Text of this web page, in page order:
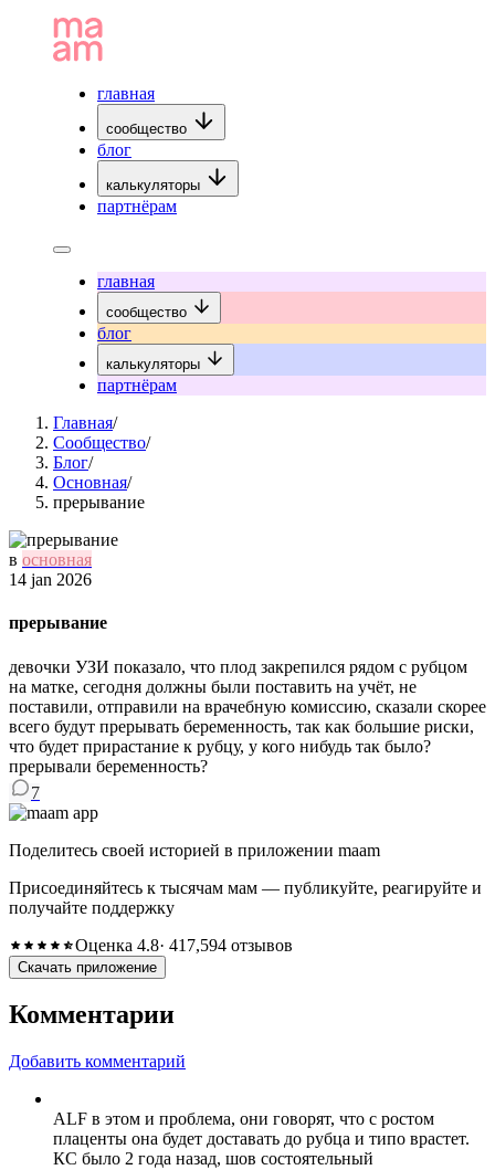
главная
сообщество
блог
калькуляторы
партнёрам
главная
сообщество
блог
калькуляторы
партнёрам
Главная/
Сообщество/
Блог/
Основная/
прерывание
в основная
14 jan 2026
прерывание
девочки УЗИ показало, что плод закрепился рядом с рубцом
на матке, сегодня должны были поставить на учёт, не
поставили, отправили на врачебную комиссию, сказали скорее
всего будут прерывать беременность, так как большие риски,
что будет прирастание к рубцу, у кого нибудь так было?
прерывали беременность?
7
Поделитесь своей историей в приложении maam
Присоединяйтесь к тысячам мам — публикуйте, реагируйте и
получайте поддержку
Оценка 4.8· 417,594 отзывов
Скачать приложение
Комментарии
Добавить комментарий
ALF в этом и проблема, они говорят, что с ростом
плаценты она будет доставать до рубца и типо врастет.
КС было 2 года назад, шов состоятельный